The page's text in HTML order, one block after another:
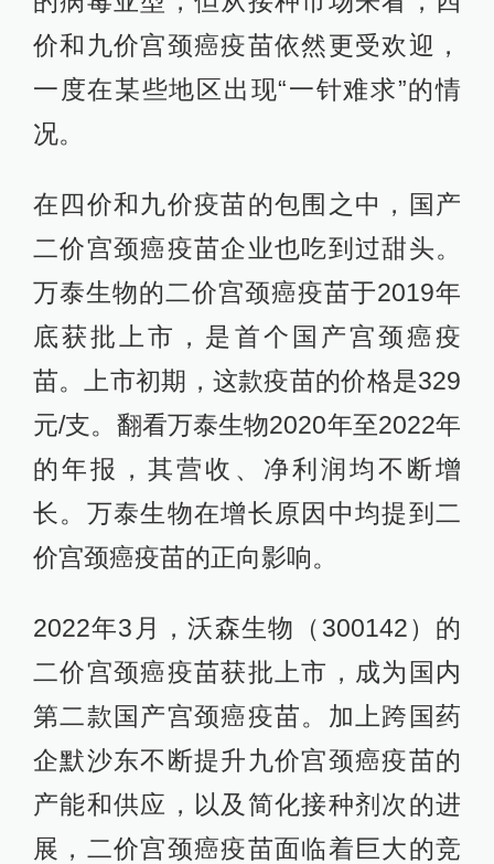
价和九价宫颈癌疫苗依然更受欢迎，
一度在某些地区出现“一针难求”的情
况。
在四价和九价疫苗的包围之中，国产
二价宫颈癌疫苗企业也吃到过甜头。
万泰生物的二价宫颈癌疫苗于2019年
底获批上市，是首个国产宫颈癌疫
苗。上市初期，这款疫苗的价格是329
元/支。翻看万泰生物2020年至2022年
的年报，其营收、净利润均不断增
长。万泰生物在增长原因中均提到二
价宫颈癌疫苗的正向影响。
2022年3月，沃森生物（300142）的
二价宫颈癌疫苗获批上市，成为国内
第二款国产宫颈癌疫苗。加上跨国药
企默沙东不断提升九价宫颈癌疫苗的
产能和供应，以及简化接种剂次的进
展，二价宫颈癌疫苗面临着巨大的竞